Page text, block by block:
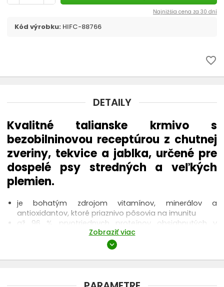
AMBROSIA
ANIMONDA Integra
APPLAWS
ARATON
BARKING HEADS
BAVARO
BELCANDO
Najnižšia cena za 30 dní
Kód výrobku: HIFC-88766
favorite_border
DETAILY
Kvalitné talianske krmivo s
bezobilninovou receptúrou z chutnej
zveriny, tekvice a jablka, určené pre
dospelé psy stredných a veľkých
plemien.
je bohatým zdrojom vitamínov, minerálov a
antioxidantov, ktoré priaznivo pôsovia na imunitu
až 96 % prvotriednych proteínov obsiahnutých v
krmive je zvieracieho pôvodu
vyrobené studenou fúziou, vďaka ktorej si krmivo
zachováva vysoký obsah živín
s Omega-6 a Omega-3 podporujúcimi správne
svojím zložením pomáha k lepšiemu fungovaniu
Zobraziť viac
expand_more